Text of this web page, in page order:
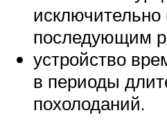
исключительно
последующим
устройство
в периоды
похолоданий.